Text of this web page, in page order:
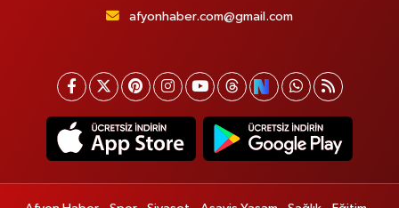
afyonhaber.com@gmail.com